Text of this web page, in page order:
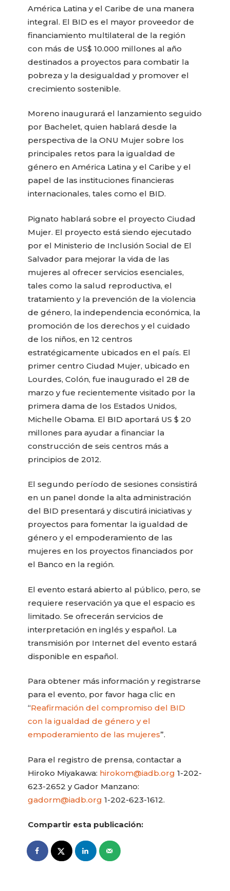
América Latina y el Caribe de una manera
integral. El BID es el mayor proveedor de
financiamiento multilateral de la región
con más de US$ 10.000 millones al año
destinados a proyectos para combatir la
pobreza y la desigualdad y promover el
crecimiento sostenible.
Moreno inaugurará el lanzamiento seguido
por Bachelet, quien hablará desde la
perspectiva de la ONU Mujer sobre los
principales retos para la igualdad de
género en América Latina y el Caribe y el
papel de las instituciones financieras
internacionales, tales como el BID.
Pignato hablará sobre el proyecto Ciudad
Mujer. El proyecto está siendo ejecutado
por el Ministerio de Inclusión Social de El
Salvador para mejorar la vida de las
mujeres al ofrecer servicios esenciales,
tales como la salud reproductiva, el
tratamiento y la prevención de la violencia
de género, la independencia económica, la
promoción de los derechos y el cuidado
de los niños, en 12 centros
estratégicamente ubicados en el país. El
primer centro Ciudad Mujer, ubicado en
Lourdes, Colón, fue inaugurado el 28 de
marzo y fue recientemente visitado por la
primera dama de los Estados Unidos,
Michelle Obama. El BID aportará US $ 20
millones para ayudar a financiar la
construcción de seis centros más a
principios de 2012.
El segundo período de sesiones consistirá
en un panel donde la alta administración
del BID presentará y discutirá iniciativas y
proyectos para fomentar la igualdad de
género y el empoderamiento de las
mujeres en los proyectos financiados por
el Banco en la región.
El evento estará abierto al público, pero, se
requiere reservación ya que el espacio es
limitado. Se ofrecerán servicios de
interpretación en inglés y español. La
transmisión por Internet del evento estará
disponible en español.
Para obtener más información y registrarse
para el evento, por favor haga clic en
“Reafirmación del compromiso del BID
con la igualdad de género y el
empoderamiento de las mujeres”.
Para el registro de prensa, contactar a
Hiroko Miyakawa: hirokom@iadb.org 1-202-
623-2652 y Gador Manzano:
gadorm@iadb.org 1-202-623-1612.
Compartir esta publicación: